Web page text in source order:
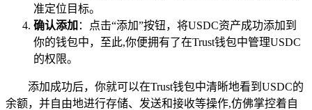
准定位目标。
确认添加 ：点击“添加”按钮，将USDC资产成功添加到
你的钱包中，至此,你便拥有了在Trust钱包中管理USDC
的权限。
添加成功后，你就可以在Trust钱包中清晰地看到USDC的
余额，并自由地进行存储、发送和接收等操作,仿佛掌控着自